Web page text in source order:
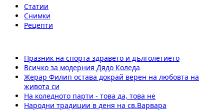
Статии
Снимки
Рецепти
Празник на спорта здравето и дълголетието
Всичко за модерния Дядо Коледа
Жерар Филип остава докрай верен на любовта на
живота си
На коледното парти - това да, това не
Народни традиции в деня на св.Варвара